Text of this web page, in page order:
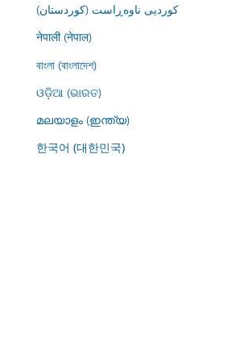
کوردیی ناوەڕاست (کوردستان)
नेपाली (नेपाल)
বাংলা (বাংলাদেশ)
ଓଡ଼ିଆ (ଭାରତ)
മലയാളം (ഇന്ത്യ)
한국어 (대한민국)